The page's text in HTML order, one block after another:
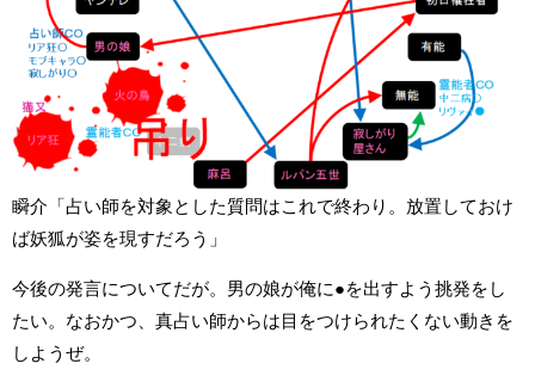
瞬介「占い師を対象とした質問はこれで終わり。放置しておけ
ば妖狐が姿を現すだろう」
今後の発言についてだが。男の娘が俺に●を出すよう挑発をし
たい。なおかつ、真占い師からは目をつけられたくない動きを
しようぜ。